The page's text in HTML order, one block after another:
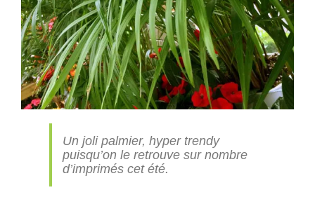
Un joli palmier, hyper trendy
puisqu’on le retrouve sur nombre
d’imprimés cet été.